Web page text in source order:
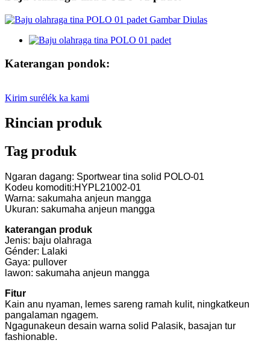
Katerangan pondok:
Kirim surélék ka kami
Rincian produk
Tag produk
Ngaran dagang: Sportwear tina solid POLO-01
Kodeu komoditi:HYPL21002-01
Warna: sakumaha anjeun mangga
Ukuran: sakumaha anjeun mangga
katerangan produk
Jenis: baju olahraga
Génder: Lalaki
Gaya: pullover
lawon: sakumaha anjeun mangga
Fitur
Kain anu nyaman, lemes sareng ramah kulit, ningkatkeun
pangalaman ngagem.
Ngagunakeun desain warna solid Palasik, basajan tur
fashionable.